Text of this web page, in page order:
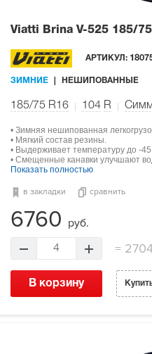
Viatti Brina V-525 185/
АРТИКУЛ:
ЗИМНИЕ НЕШИПОВАННЫЕ
185/75 R16 104 R
• Зимняя нешипованная
• Мягкий состав резины.
• Выдерживает температуру до -45
• Смещенные канавки улучшают
Показать полностью
в закладки сравнить
6760 руб.
4 =
В корзину